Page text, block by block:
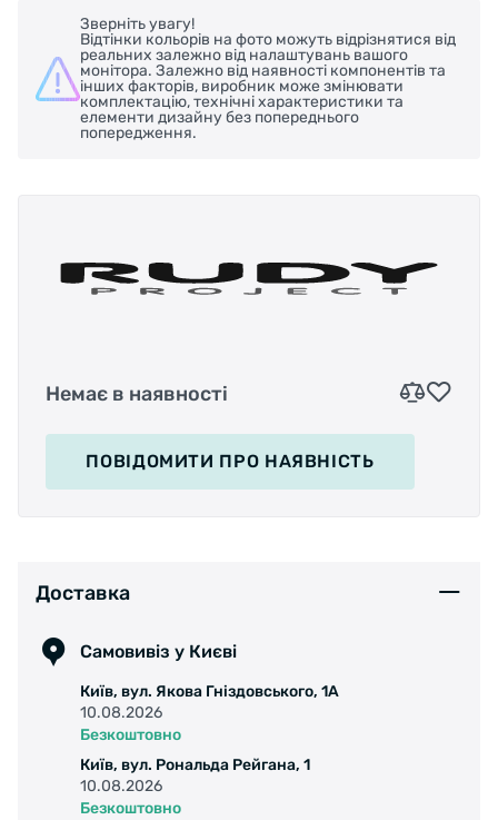
Зверніть увагу!
Відтінки кольорів на фото можуть відрізнятися від
реальних залежно від налаштувань вашого
монітора. Залежно від наявності компонентів та
інших факторів, виробник може змінювати
комплектацію, технічні характеристики та
елементи дизайну без попереднього
попередження.
Немає в наявності
ПОВІДОМИТИ ПРО НАЯВНІСТЬ
Доставка
Самовивіз у Києві
Київ, вул. Якова Гніздовського, 1А
10.08.2026
Безкоштовно
Київ, вул. Рональда Рейгана, 1
10.08.2026
Безкоштовно